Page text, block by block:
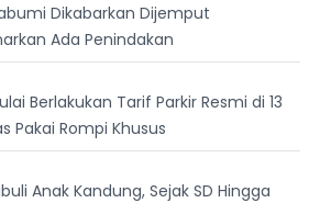
Dikabarkan Dijemput
Ada Penindakan
Berlakukan Tarif Parkir Resmi di 13
Pakai Rompi Khusus
Anak Kandung, Sejak SD Hingga